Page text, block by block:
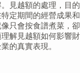
見越額的處理，目的
定期間的經營成果和
只會按食譜煮菜，卻
解見越額如何影響財
的真實表現。